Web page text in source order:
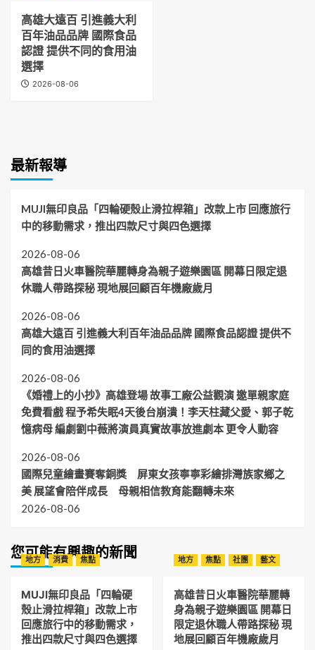
高雄大遠百 引進義大利
百年油品品牌 國際食品
認證 提供不同的食用油
選擇
2026-08-06
最新報導
MUJI無印良品「四輪硬殼止滑拉桿箱」改款上市 回應旅行
中的移動需求，推出四款尺寸與四色選擇
2026-08-06
高雄昔日火車醫院華麗轉身為親子遊樂園區 開幕日限定退
休職人帶路探秘 現地展回顧百年機廠歲月
2026-08-06
高雄大遠百 引進義大利百年油品品牌 國際食品認證 提供不
同的食用油選擇
2026-08-06
《婚禮上的小抄》高雄登場 故事工廠公益觀演 邀單親家庭
免費看戲 程予希失眠4天後台崩潰！李天柱藏父愛、郭子乾
憶病母 編劇劉中薇將演員真實故事放進劇本 更令人動容
2026-08-06
國際兒童繪畫賽奪銅獎 屏東女孩寧寧彩繪排灣族家鄉之
美 展望會陪伴成長 母親相信教育能翻轉未來
2026-08-06
您可能有興趣的新聞
地方 消費 焦點
MUJI無印良品「四輪硬
殼止滑拉桿箱」改款上市
回應旅行中的移動需求，
推出四款尺寸與四色選擇
地方 焦點 社團 藝文
高雄昔日火車醫院華麗轉
身為親子遊樂園區 開幕日
限定退休職人帶路探秘 現
地展回顧百年機廠歲月